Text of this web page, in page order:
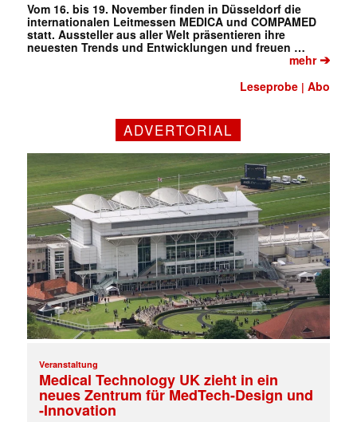
Vom 16. bis 19. November finden in Düsseldorf die
internationalen Leitmessen MEDICA und COMPAMED
statt. Aussteller aus aller Welt präsentieren ihre
neuesten Trends und Entwicklungen und freuen …
mehr➔
Leseprobe |Abo
ADVERTORIAL
Veranstaltung
Medical Technology UK zieht in ein
neues Zentrum für MedTech-Design und
-Innovation